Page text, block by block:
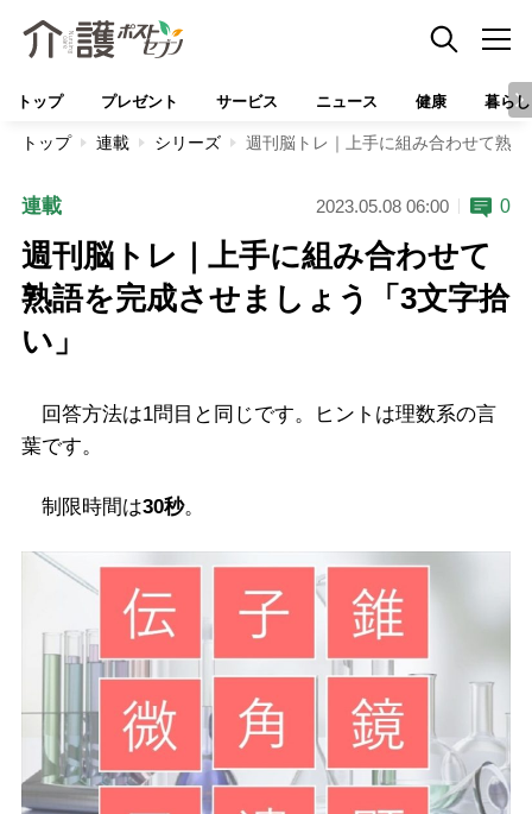
トップ プレゼント サービス ニュース 健康 暮らし
トップ 連載 シリーズ 週刊脳トレ｜上手に組み合わせて熟
連載 2023.05.08 06:00 0
週刊脳トレ｜上手に組み合わせて
熟語を完成させましょう「3文字拾
い」
回答方法は1問目と同じです。ヒントは理数系の言
葉です。
制限時間は30秒。